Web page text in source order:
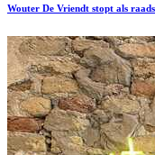
Wouter De Vriendt stopt als